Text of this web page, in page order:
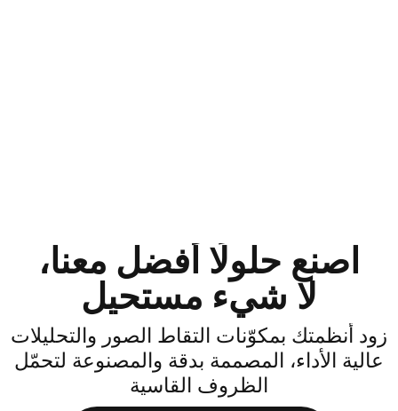
اصنع حلولًا أفضل معنا،
لا شيء مستحيل
أنظمتك بمكوّنات التقاط الصور والتحليلات
الأداء، المصممة بدقة والمصنوعة لتحمّل
الظروف القاسية